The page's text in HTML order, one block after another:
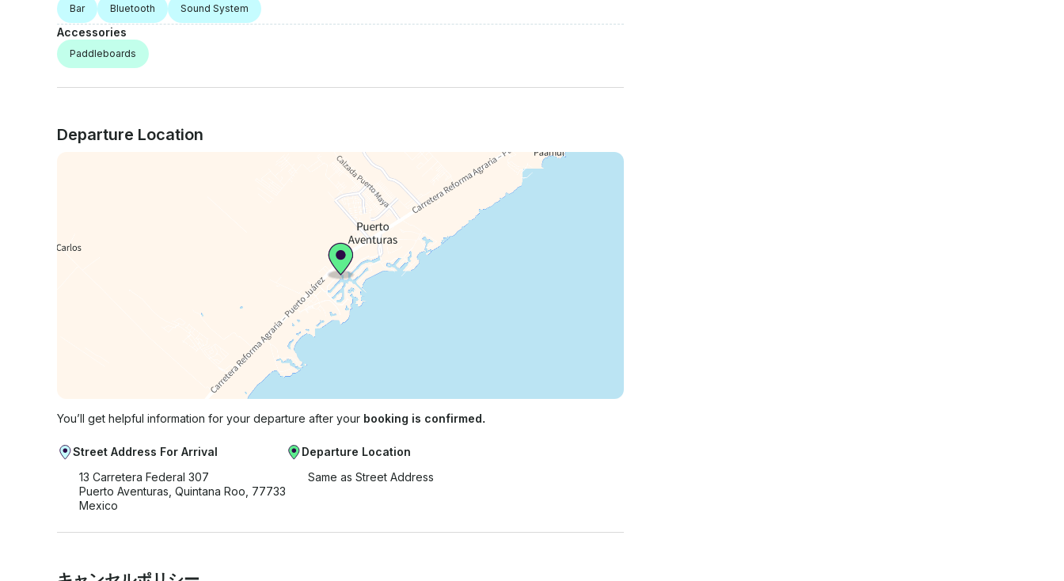
Bar Bluetooth Sound System
Accessories
Paddleboards
Departure Location
You’ll get helpful information for your departure after your booking is confirmed.
Street Address For Arrival
13 Carretera Federal 307
Puerto Aventuras, Quintana Roo, 77733
Mexico
Departure Location
Same as Street Address